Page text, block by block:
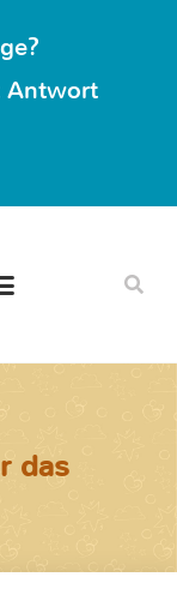
Antwort
das